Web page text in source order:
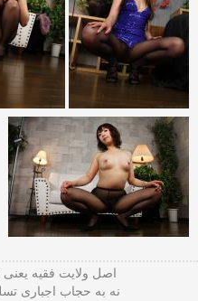
اصل ولایت فقیه
نه به حجاب اجباری